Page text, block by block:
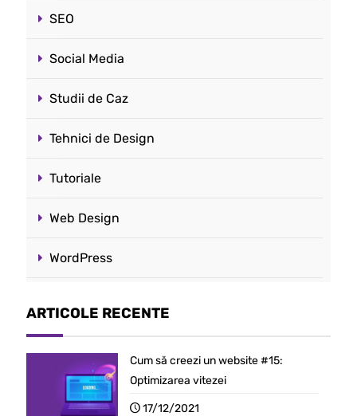
SEO
Social Media
Studii de Caz
Tehnici de Design
Tutoriale
Web Design
WordPress
ARTICOLE RECENTE
Cum să creezi un website #15:
Optimizarea vitezei
17/12/2021